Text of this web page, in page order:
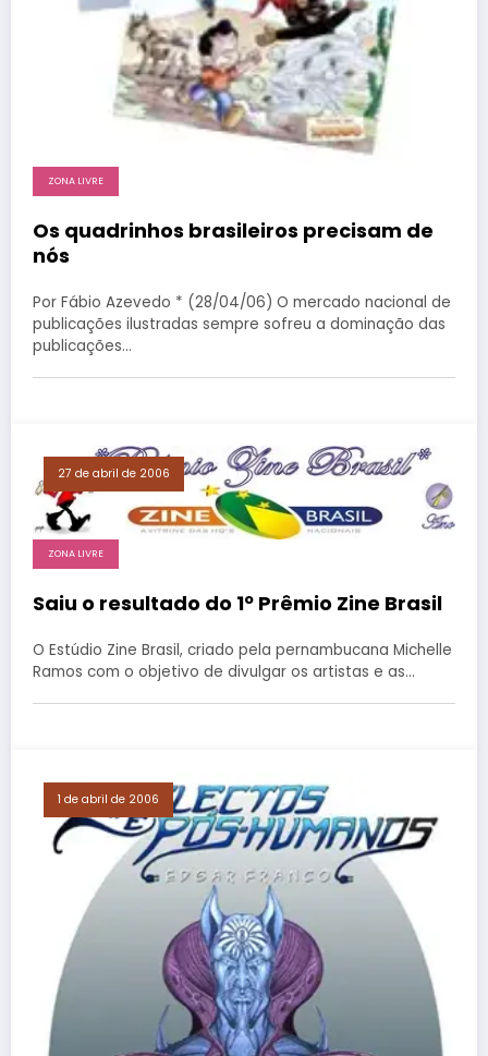
ZONA LIVRE
Os quadrinhos brasileiros precisam de
nós
Por Fábio Azevedo * (28/04/06) O mercado nacional de
publicações ilustradas sempre sofreu a dominação das
publicações…
27 de abril de 2006
ZONA LIVRE
Saiu o resultado do 1º Prêmio Zine Brasil
O Estúdio Zine Brasil, criado pela pernambucana Michelle
Ramos com o objetivo de divulgar os artistas e as…
1 de abril de 2006